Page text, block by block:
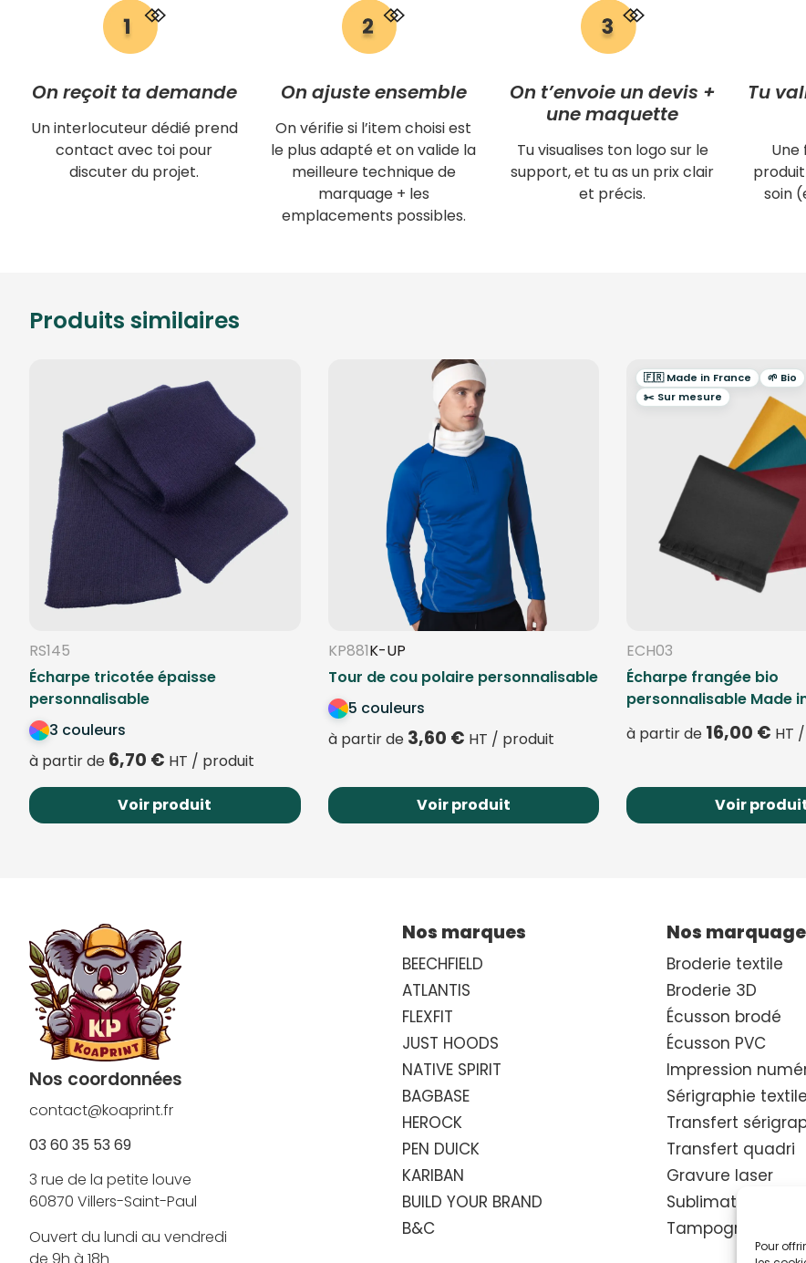
Pour
On reçoit ta demande
Un interlocuteur dédié prend
contact avec toi pour
discuter du projet.
On ajuste ensemble
On vérifie si l’item choisi est
le plus adapté et on valide la
meilleure technique de
marquage + les
emplacements possibles.
On t’envoie un devis +
une maquette
Tu visualises ton logo sur le
support, et tu as un prix clair
et précis.
Tu
Une
soin
Produits similaires
RS145
Écharpe tricotée épaisse
personnalisable
3 couleurs
à partir de 6,70 € HT / produit
Voir produit
KP881K-UP
Tour de cou polaire personnalisable
5 couleurs
à partir de 3,60 € HT / produit
Voir produit
🇫🇷 Made in France
🌱 Bio
✂️ Sur mesure
ECH03
Écharpe frangée bio
personnalisable Made
à partir de 16,00 € HT
Voir
Nos coordonnées
contact@koaprint.fr
03 60 35 53 69
3 rue de la petite louve
60870 Villers-Saint-Paul
Ouvert du lundi au vendredi
de 9h à 18h
Nos marques
BEECHFIELD
ATLANTIS
FLEXFIT
JUST HOODS
NATIVE SPIRIT
BAGBASE
HEROCK
PEN DUICK
KARIBAN
BUILD YOUR BRAND
B&C
Nos
Broderie textile
Broderie 3D
Écusson brodé
Écusson PVC
Impression
Sérigraphie textile
Transfert
Transfert quadri
Gravure laser
Sublimation
Tampographie